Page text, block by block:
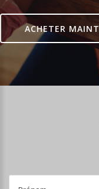
ACHETER